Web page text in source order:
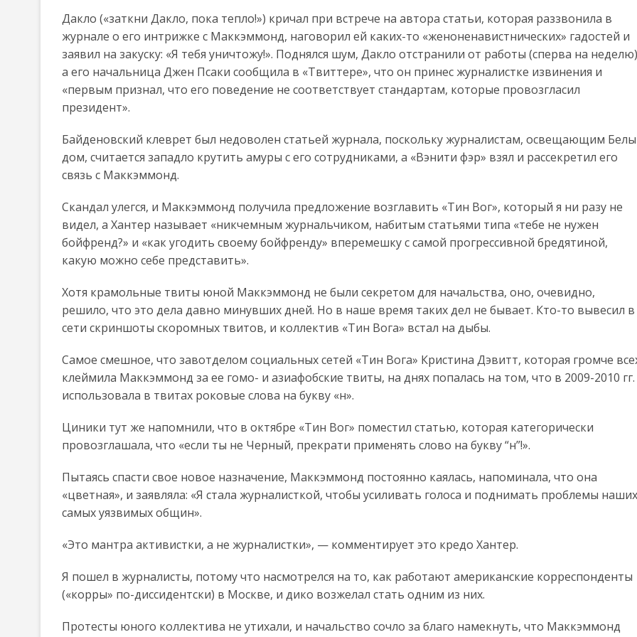
Дакло («заткни Дакло, пока тепло!») кричал при встрече на автора статьи, которая раззвонила в
журнале о его интрижке с Маккэммонд, наговорил ей каких-то «женоненавистнических» гадостей и
заявил на закуску: «Я тебя уничтожу!». Поднялся шум, Дакло отстранили от работы (сперва на
а его начальница Джен Псаки сообщила в «Твиттере», что он принес журналистке извинения и
«первым признал, что его поведение не соответствует стандартам, которые провозгласил
президент».
Байденовский клеврет был недоволен статьей журнала, поскольку журналистам, освещающим
дом, считается западло крутить амуры с его сотрудниками, а «Вэнити фэр» взял и рассекретил его
связь с Маккэммонд.
Скандал улегся, и Маккэммонд получила предложение возглавить «Тин Вог», который я ни разу не
видел, а Хантер называет «никчемным журнальчиком, набитым статьями типа «тебе не нужен
бойфренд?» и «как угодить своему бойфренду» вперемешку с самой прогрессивной бредятиной,
какую можно себе представить».
Хотя крамольные твиты юной Маккэммонд не были секретом для начальства, оно, очевидно,
решило, что это дела давно минувших дней. Но в наше время таких дел не бывает. Кто-то вывесил в
сети скриншоты скоромных твитов, и коллектив «Тин Вога» встал на дыбы.
Самое смешное, что завотделом социальных сетей «Тин Вога» Кристина Дэвитт, которая громче
клеймила Маккэммонд за ее гомо- и азиафобские твиты, на днях попалась на том, что в 2009-2010 гг.
использовала в твитах роковые слова на букву «н».
Циники тут же напомнили, что в октябре «Тин Вог» поместил статью, которая категорически
провозглашала, что «если ты не Черный, прекрати применять слово на букву “н”!».
Пытаясь спасти свое новое назначение, Маккэммонд постоянно каялась, напоминала, что она
«цветная», и заявляла: «Я стала журналисткой, чтобы усиливать голоса и поднимать проблемы наших
самых уязвимых общин».
«Это мантра активистки, а не журналистки», — комментирует это кредо Хантер.
Я пошел в журналисты, потому что насмотрелся на то, как работают американские корреспонденты
(«корры» по-диссидентски) в Москве, и дико возжелал стать одним из них.
Протесты юного коллектива не утихали, и начальство сочло за благо намекнуть, что Маккэммонд